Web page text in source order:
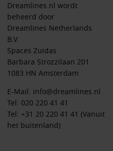
Dreamlines.nl wordt
beheerd door
Dreamlines Netherlands
B.V.
Spaces Zuidas
Barbara Strozzilaan 201
1083 HN Amsterdam
E-Mail: info@dreamlines.nl
Tel: 020 220 41 41
Tel: +31 20 220 41 41 (Vanuit
het buitenland)